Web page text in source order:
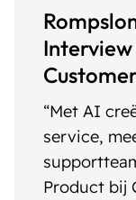
“Met AI
service,
Product bij